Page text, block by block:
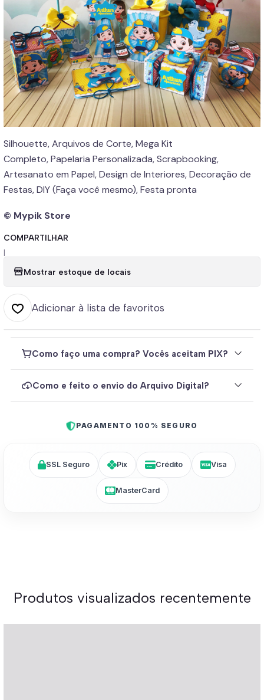
Silhouette, Arquivos de Corte, Mega Kit
Completo, Papelaria Personalizada, Scrapbooking,
Artesanato em Papel, Design de Interiores, Decoração de
Festas, DIY (Faça você mesmo), Festa pronta
© Mypik Store
COMPARTILHAR
|
Mostrar estoque de locais
Adicionar à lista de favoritos
Como faço uma compra? Vocês aceitam PIX?
Como e feito o envio do Arquivo Digital?
PAGAMENTO 100% SEGURO
SSL Seguro Pix Crédito Visa
MasterCard
Produtos visualizados recentemente